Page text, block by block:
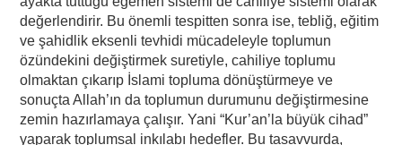
değerlendirir. Bu önemli tespitten sonra ise, tebliğ, eğitim
ve şahidlik eksenli tevhidi mücadeleyle toplumun
özündekini değiştirmek suretiyle, cahiliye toplumu
olmaktan çıkarıp İslami topluma dönüştürmeye ve
sonuçta Allah’ın da toplumun durumunu değiştirmesine
zemin hazırlamaya çalışır. Yani “Kur’an’la büyük cihad”
yaparak toplumsal inkılabı hedefler. Bu tasavvurda,